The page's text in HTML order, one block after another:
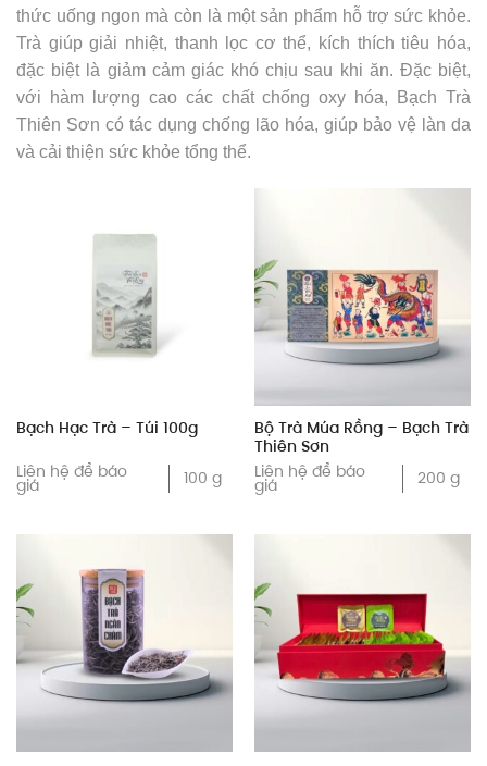
thức uống ngon mà còn là một sản phẩm hỗ trợ sức khỏe.
Trà giúp giải nhiệt, thanh lọc cơ thể, kích thích tiêu hóa,
đặc biệt là giảm cảm giác khó chịu sau khi ăn. Đặc biệt,
với hàm lượng cao các chất chống oxy hóa, Bạch Trà
Thiên Sơn có tác dụng chống lão hóa, giúp bảo vệ làn da
và cải thiện sức khỏe tổng thể.
Bạch Hạc Trà – Túi 100g
100 g
Liên hệ để báo
giá
Bộ Trà Múa Rồng – Bạch Trà
Thiên Sơn
200 g
Liên hệ để báo
giá